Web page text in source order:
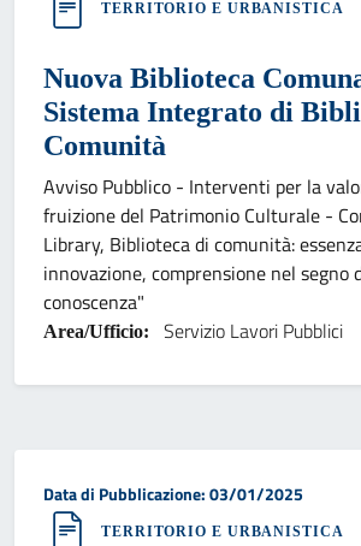
TERRITORIO E URBANISTICA
Nuova Biblioteca
Sistema Integrato di
Comunità
Avviso Pubblico - Interventi per la
fruizione del Patrimonio Culturale -
Library, Biblioteca di comunità:
innovazione, comprensione nel segno
conoscenza"
Area/Ufficio: Servizio Lavori Pubblici
Data di pubblicazione:
Data di Pubblicazione: 03/01/2025
TERRITORIO E URBANISTICA